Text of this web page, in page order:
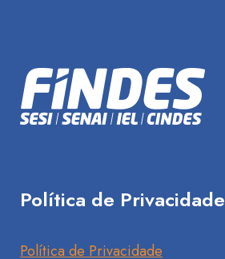
Política de Privacidade
Política de Privacidade